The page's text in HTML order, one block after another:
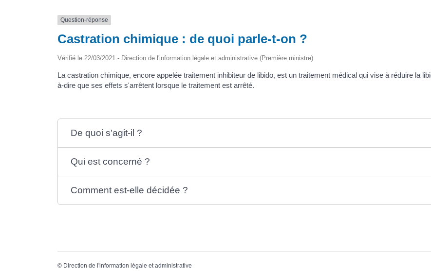
Question-réponse
Castration chimique : de quoi parle-t-on ?
Vérifié le 22/03/2021 - Direction de l'information légale et administrative (Première ministre)
La castration chimique, encore appelée traitement inhibiteur de libido, est un traitement médical qui vise à réduire la
à-dire que ses effets s'arrêtent lorsque le traitement est arrêté.
De quoi s'agit-il ?
Qui est concerné ?
Comment est-elle décidée ?
© Direction de l'information légale et administrative